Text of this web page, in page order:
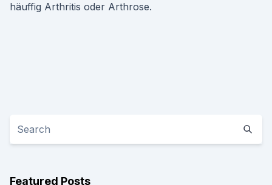
häuffig Arthritis oder Arthrose.
Featured Posts